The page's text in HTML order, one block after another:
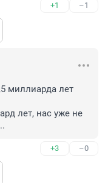
+1 –1
миллиарда лет
лет, нас уже не
+3 –0